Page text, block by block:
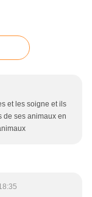
et les soigne et ils
de ses animaux en